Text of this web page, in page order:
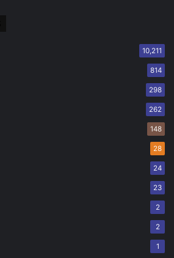
10,211
814
298
262
148
28
24
23
2
2
1